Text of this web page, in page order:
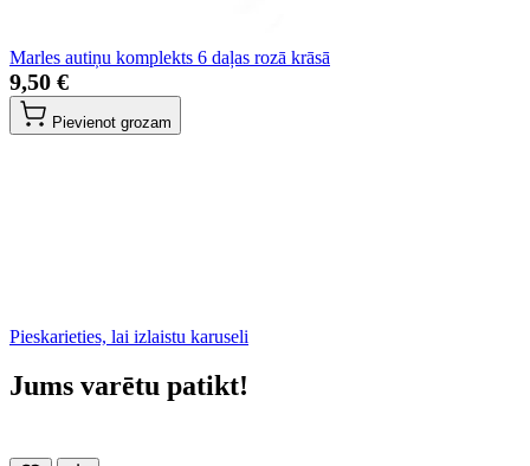
Marles autiņu komplekts 6 daļas rozā krāsā
9,50 €
Pievienot grozam
Pieskarieties, lai izlaistu karuseli
Jums varētu patikt!